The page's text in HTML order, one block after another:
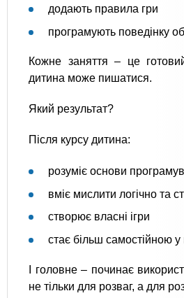
додають правила гри
програмують поведінку
Кожне заняття – це
дитина може пишатися.
Який результат?
Після курсу дитина:
розуміє основи
вміє мислити логічно та
створює власні ігри
стає більш самостійною у
І головне – починає
не тільки для розваг, а для